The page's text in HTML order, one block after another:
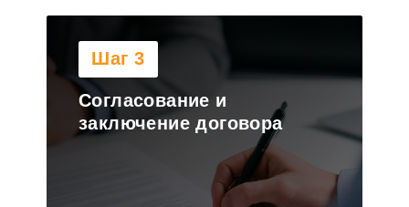
Шаг 4
Изготовление и доставка
полотна на участок